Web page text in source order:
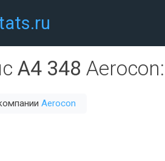
A4 348 Aerocon:
Aerocon